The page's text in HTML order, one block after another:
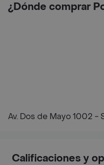
¿Dónde comprar
Av. Dos de Mayo 1002 -
Calificaciones y